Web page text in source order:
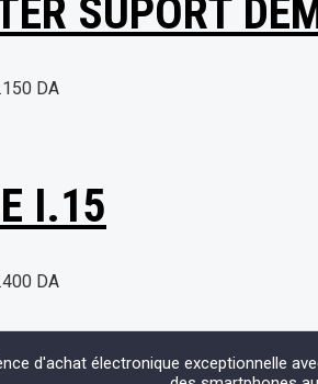
SUPORT
DA
I.15
DA
d'achat électronique exceptionnelle